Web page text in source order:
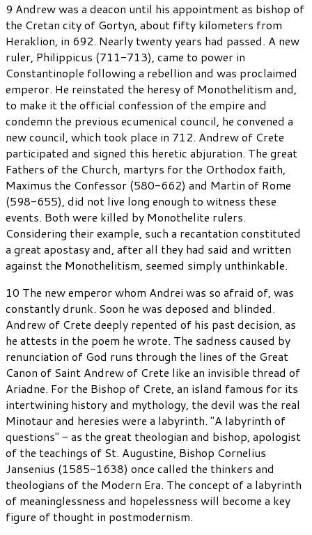
9 Andrew was a deacon until his appointment as bishop of
the Cretan city of Gortyn, about fifty kilometers from
Heraklion, in 692. Nearly twenty years had passed. A new
ruler, Philippicus (711-713), came to power in
Constantinople following a rebellion and was proclaimed
emperor. He reinstated the heresy of Monothelitism and,
to make it the official confession of the empire and
condemn the previous ecumenical council, he convened a
new council, which took place in 712. Andrew of Crete
participated and signed this heretic abjuration. The great
Fathers of the Church, martyrs for the Orthodox faith,
Maximus the Confessor (580-662) and Martin of Rome
(598-655), did not live long enough to witness these
events. Both were killed by Monothelite rulers.
Considering their example, such a recantation constituted
a great apostasy and, after all they had said and written
against the Monothelitism, seemed simply unthinkable.
10 The new emperor whom Andrei was so afraid of, was
constantly drunk. Soon he was deposed and blinded.
Andrew of Crete deeply repented of his past decision, as
he attests in the poem he wrote. The sadness caused by
renunciation of God runs through the lines of the Great
Canon of Saint Andrew of Crete like an invisible thread of
Ariadne. For the Bishop of Crete, an island famous for its
intertwining history and mythology, the devil was the real
Minotaur and heresies were a labyrinth. "A labyrinth of
questions" - as the great theologian and bishop, apologist
of the teachings of St. Augustine, Bishop Cornelius
Jansenius (1585-1638) once called the thinkers and
theologians of the Modern Era. The concept of a labyrinth
of meaninglessness and hopelessness will become a key
figure of thought in postmodernism.